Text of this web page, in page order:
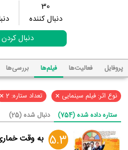
30
دنبال کننده
دنبال کردن
پروفایل فعالیت‌ها فیلم‌ها بررسی‌ها
نوع اثر: فیلم سینمایی × تعداد ستاره: 2 ×
ستاره داده شده (754) دنبال شده (25)
5.3 به وقت